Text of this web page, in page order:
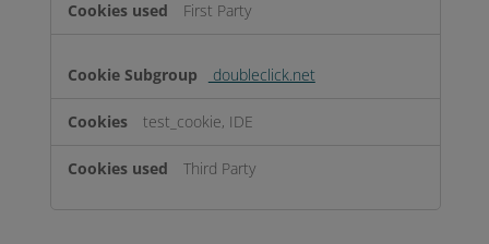
First Party
doubleclick.net
test_cookie, IDE
Third Party